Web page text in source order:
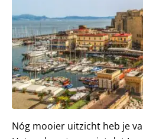
Nóg mooier uitzicht heb je